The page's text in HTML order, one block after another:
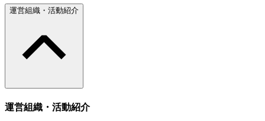
運営組織・活動紹介
運営組織・活動紹介